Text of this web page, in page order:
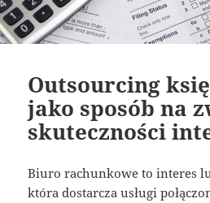
Outsourcing
jako sposób na
skuteczności
Biuro rachunkowe to interes
która dostarcza usługi